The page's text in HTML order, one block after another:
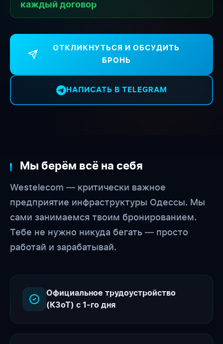
каждый договор
ОТКЛИКНУТЬСЯ И ОБСУДИТЬ
БРОНЬ
НАПИСАТЬ В TELEGRAM
Мы берём всё на себя
Westelecom — критически важное
предприятие инфраструктуры Одессы. Мы
сами занимаемся твоим бронированием.
Тебе не нужно никуда бегать — просто
работай и зарабатывай.
Официальное трудоустройство
(КЗоТ) с 1-го дня